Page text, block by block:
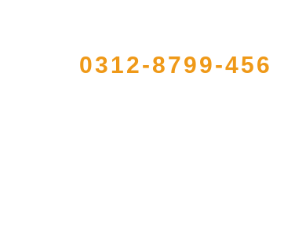
0312-8799-456